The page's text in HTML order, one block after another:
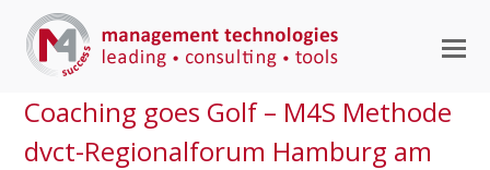
Coaching goes Golf – M4S Methode
dvct-Regionalforum Hamburg am